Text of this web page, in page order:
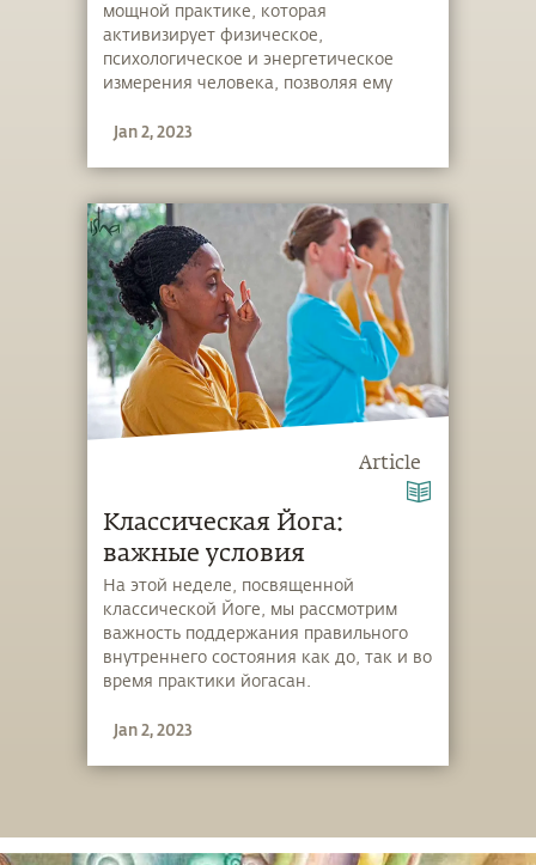
мощной практике, которая
активизирует физическое,
психологическое и энергетическое
измерения человека, позволяя ему
Jan 2, 2023
Article
Классическая Йога:
важные условия
На этой неделе, посвященной
классической Йоге, мы рассмотрим
важность поддержания правильного
внутреннего состояния как до, так и во
время практики йогасан.
Jan 2, 2023